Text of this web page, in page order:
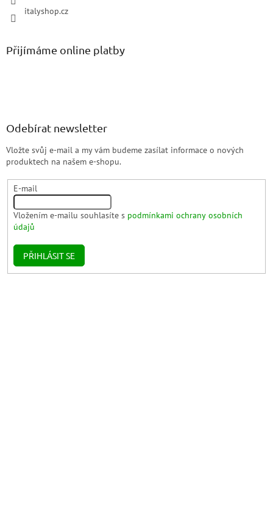
italyshop.cz
Přijímáme online platby
Odebírat newsletter
Vložte svůj e-mail a my vám budeme zasílat informace o nových
produktech na našem e-shopu.
E-mail
Vložením e-mailu souhlasíte s podmínkami ochrany osobních
údajů
PŘIHLÁSIT SE